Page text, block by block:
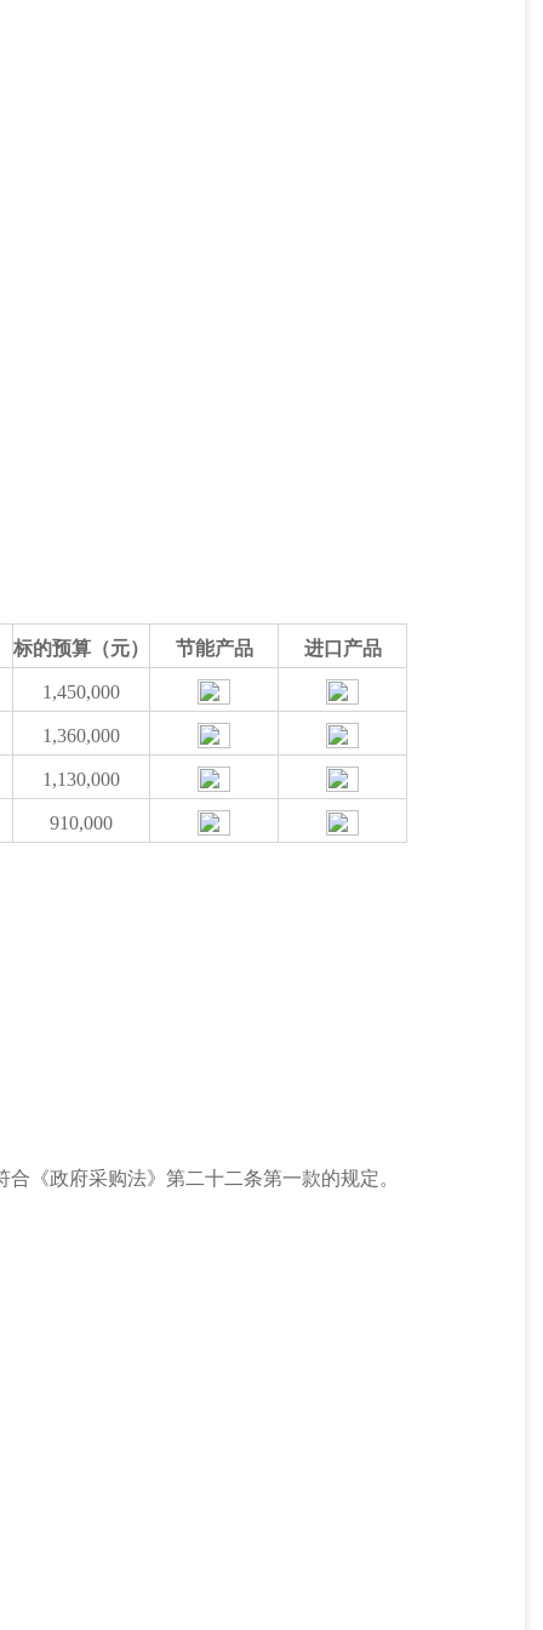
标的预算（元） 节能产品 进口产品
1,450,000
1,360,000
1,130,000
910,000
《政府采购法》第二十二条第一款的规定。